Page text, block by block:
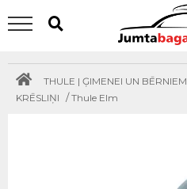
THULE | ĢIMENEI UN BĒRNIEM
KRĒSLIŅI /Thule Elm